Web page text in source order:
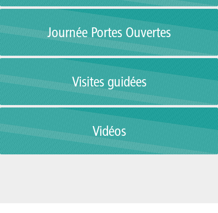
Journée Portes Ouvertes
Visites guidées
Vidéos